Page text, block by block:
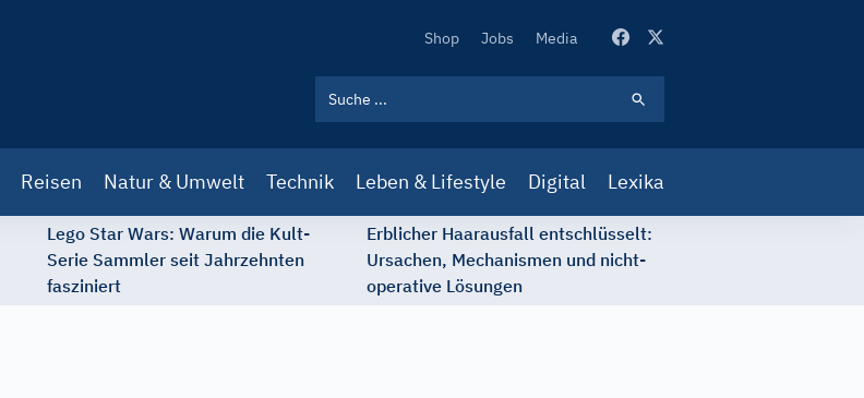
Secondary
Shop Jobs Media
Reisen Natur & Umwelt Technik Leben & Lifestyle Digital Lexika
Lego Star Wars: Warum die Kult-
Serie Sammler seit Jahrzehnten
fasziniert
Erblicher Haarausfall entschlüsselt:
Ursachen, Mechanismen und nicht-
operative Lösungen